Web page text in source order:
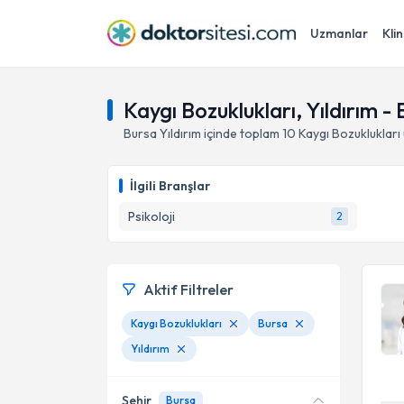
Uzmanlar
Kaygı Bozuklukları, Yıldırım -
Bursa Yıldırım içinde toplam 10 Kaygı Bozuklukları
İlgili Branşlar
Psikoloji
2
Aktif Filtreler
Kaygı Bozuklukları
Bursa
Yıldırım
Şehir Bursa